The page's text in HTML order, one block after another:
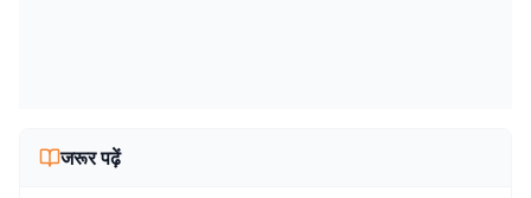
जरूर पढ़ें